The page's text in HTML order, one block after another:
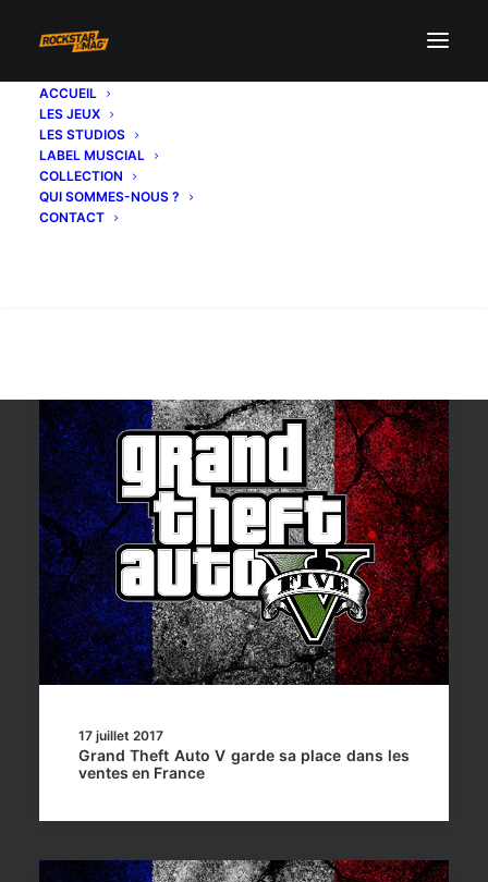
ACCUEIL
LES JEUX
LES STUDIOS
LABEL MUSCIAL
COLLECTION
QUI SOMMES-NOUS ?
CONTACT
crash bandicoot
17 juillet 2017
Grand Theft Auto V garde sa place dans les
ventes en France